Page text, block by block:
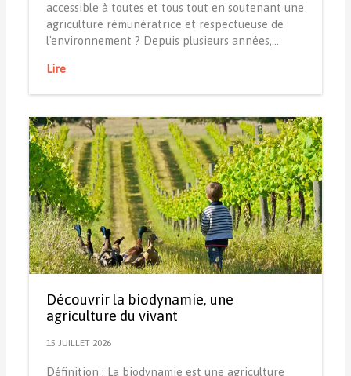
accessible à toutes et tous tout en soutenant une
agriculture rémunératrice et respectueuse de
l'environnement ? Depuis plusieurs années,…
Lire
Découvrir la biodynamie, une
agriculture du vivant
15 JUILLET 2026
Définition : La biodynamie est une agriculture